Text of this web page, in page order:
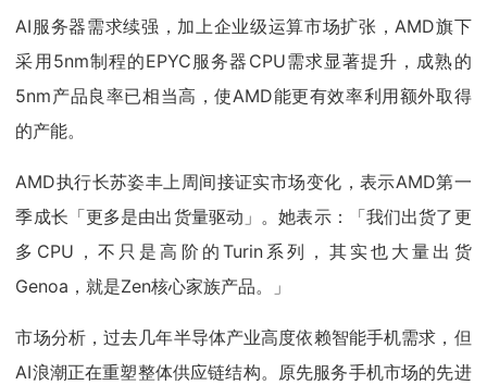
AI服务器需求续强，加上企业级运算市场扩张，AMD旗下
采用5nm制程的EPYC服务器CPU需求显著提升，成熟的
5nm产品良率已相当高，使AMD能更有效率利用额外取得
的产能。
AMD执行长苏姿丰上周间接证实市场变化，表示AMD第一
季成长「更多是由出货量驱动」。她表示：「我们出货了更
多CPU，不只是高阶的Turin系列，其实也大量出货
Genoa，就是Zen核心家族产品。」
市场分析，过去几年半导体产业高度依赖智能手机需求，但
AI浪潮正在重塑整体供应链结构。原先服务手机市场的先进